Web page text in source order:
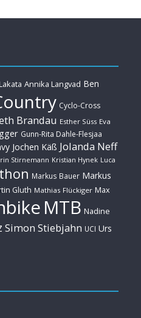
Annika Langvad Ben
Cyclo-Cross
Brandau Esther Süss Eva
Gunn-Rita Dahle-Flesjaa
Jochen Käß Jolanda Neff
Stirnemann Kristian Hynek Luca
Markus Bauer Markus
Gluth Mathias Flückiger Max
MTB Nadine
Simon Stiebjahn UCI Urs